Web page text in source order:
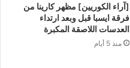
[آراء الكوريين] مظهر كارينا من
فرقة ايسبا قبل وبعد ارتداء
العدسات اللاصقة المكبرة
منذ 5 أيام